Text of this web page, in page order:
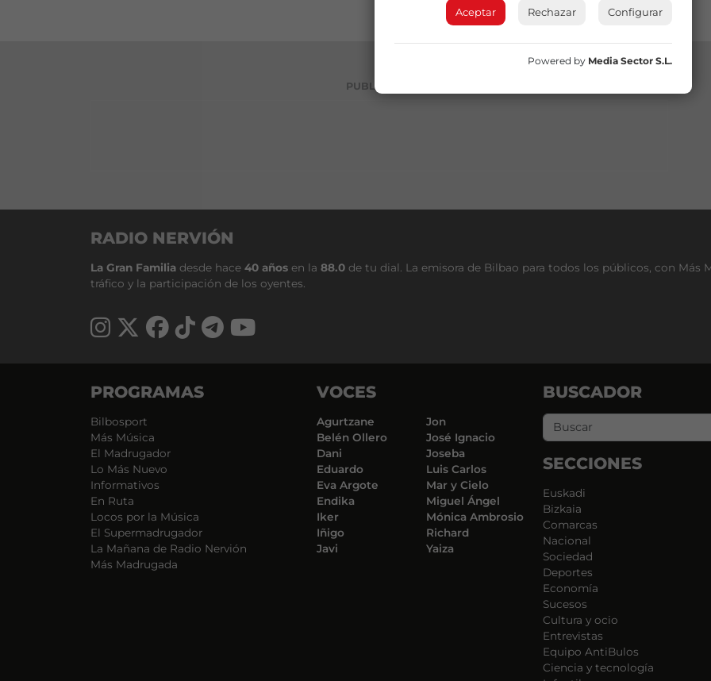
PUBLICIDAD
RADIO NERVIÓN
La Gran Familia desde hace 40 años en la 88.0 de tu dial. La emisora de Bilbao para todos los públicos, con Más
tráfico y la participación de los oyentes.
PROGRAMAS
Bilbosport
Más Música
El Madrugador
Lo Más Nuevo
Informativos
En Ruta
Locos por la Música
El Supermadrugador
La Mañana de Radio Nervión
Más Madrugada
VOCES
Agurtzane
Belén Ollero
Dani
Eduardo
Eva Argote
Endika
Iker
Iñigo
Javi
Jon
José Ignacio
Joseba
Luis Carlos
Mar y Cielo
Miguel Ángel
Mónica Ambrosio
Richard
Yaiza
BUSCADOR
SECCIONES
Euskadi
Bizkaia
Comarcas
Nacional
Sociedad
Deportes
Economía
Sucesos
Cultura y ocio
Entrevistas
Equipo AntiBulos
Ciencia y tecnología
Aceptar Rechazar Configurar
Powered by Media Sector S.L.